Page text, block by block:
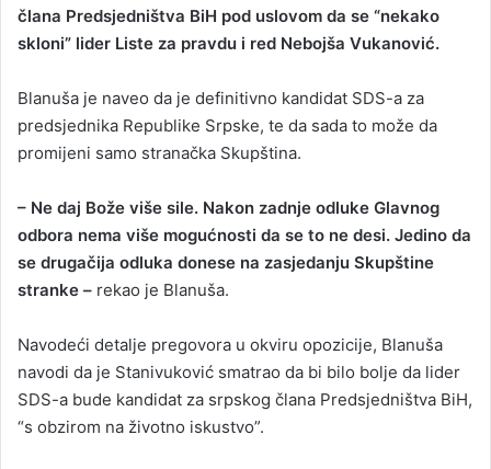
člana Predsjedništva BiH pod uslovom da se “nekako
skloni” lider Liste za pravdu i red Nebojša Vukanović.
Blanuša je naveo da je definitivno kandidat SDS-a za
predsjednika Republike Srpske, te da sada to može da
promijeni samo stranačka Skupština.
– Ne daj Bože više sile. Nakon zadnje odluke Glavnog
odbora nema više mogućnosti da se to ne desi. Jedino da
se drugačija odluka donese na zasjedanju Skupštine
stranke – rekao je Blanuša.
Navodeći detalje pregovora u okviru opozicije, Blanuša
navodi da je Stanivuković smatrao da bi bilo bolje da lider
SDS-a bude kandidat za srpskog člana Predsjedništva BiH,
“s obzirom na životno iskustvo”.